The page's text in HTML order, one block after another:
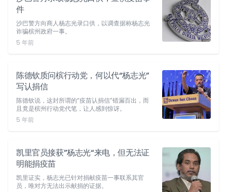
件
沙巴警方向商人杨志光录口供，以调查据称杨志光
诈骗槟州政府一事。
5 年前
陈德钦质问槟行动党，何以代“杨志光”
写认捐信
陈德钦说，这封所谓的“疫苗认捐信”错漏百出，而
且竟是槟州行动党代笔，让人感到惊讶。
5 年前
凯里官员接获”杨志光“来电，但无法证
明能捐疫苗
凯里证实，杨志光已针对捐献疫苗一事联系其官
员，唯对方无法出示献捐的证据。